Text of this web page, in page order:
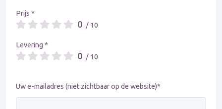
Prijs *
0 / 10
Levering *
0 / 10
Uw e-mailadres (niet zichtbaar op de website)*